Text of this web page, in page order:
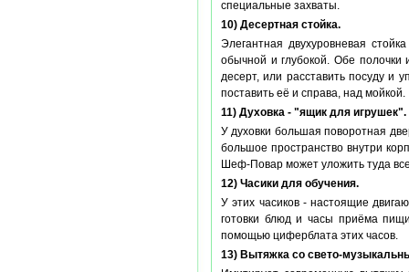
специальные захваты.
10) Десертная стойка.
Элегантная двухуровневая
обычной и глубокой. Обе полочки
десерт, или расставить посуду и
поставить её и справа, над мойкой.
11) Духовка - "ящик для игрушек".
У духовки большая поворотная
большое пространство внутри
Шеф-Повар может уложить туда
12) Часики для обучения.
У этих часиков - настоящие
готовки блюд и часы приёма
помощью циферблата этих часов.
13) Вытяжка со свето-